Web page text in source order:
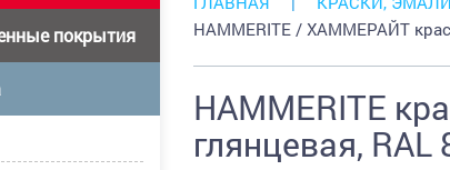
покрытия
HAMMERITE / ХАММЕРАЙТ
HAMMERITE
глянцевая,